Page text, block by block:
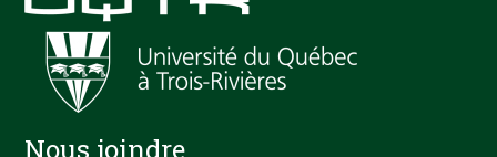
Nous joindre